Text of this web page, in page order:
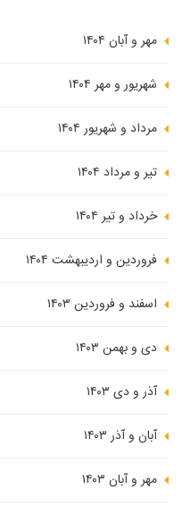
مهر و آبان ۱۴۰۴
شهریور و مهر ۱۴۰۴
مرداد و شهریور ۱۴۰۴
تیر و مرداد ۱۴۰۴
خرداد و تیر ۱۴۰۴
فروردین و اردیبهشت ۱۴۰۴
اسفند و فروردین ۱۴۰۳
دی و بهمن ۱۴۰۳
آذر و دی ۱۴۰۳
آبان و آذر ۱۴۰۳
مهر و آبان ۱۴۰۳